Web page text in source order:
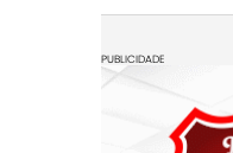
PUBLICIDADE